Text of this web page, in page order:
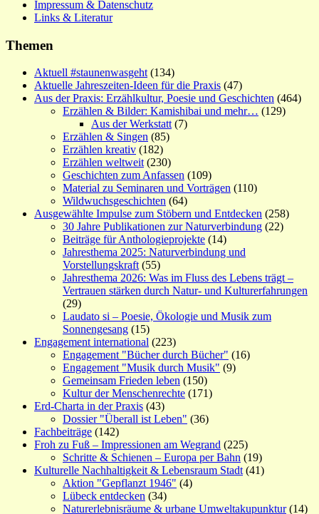
Impressum & Datenschutz
Links & Literatur
Themen
Aktuell #staunenwasgeht (134)
Aktuelle Jahreszeiten-Ideen für die Praxis (47)
Aus der Praxis: Erzählkultur, Poesie und Geschichten (464)
Erzählen & Bilder: Kamishibai und mehr… (129)
Aus der Werkstatt (7)
Erzählen & Singen (85)
Erzählen kreativ (182)
Erzählen weltweit (230)
Geschichten zum Anfassen (109)
Material zu Seminaren und Vorträgen (110)
Wildwuchsgeschichten (64)
Ausgewählte Impulse zum Stöbern und Entdecken (258)
30 Jahre Publikationen zur Naturverbindung (22)
Beiträge für Anthologieprojekte (14)
Jahresthema 2025: Naturverbindung und
Vorstellungskraft (55)
Jahresthema 2026: Was im Fluss des Lebens trägt –
Vertrauen stärken durch Natur- und Kulturerfahrungen
(29)
Laudato si – Poesie, Ökologie und Musik zum
Sonnengesang (15)
Engagement international (223)
Engagement "Bücher durch Bücher" (16)
Engagement "Musik durch Musik" (9)
Gemeinsam Frieden leben (150)
Kultur der Menschenrechte (171)
Erd-Charta in der Praxis (43)
Dossier "Überall ist Leben" (36)
Fachbeiträge (142)
Froh zu Fuß – Impressionen am Wegrand (225)
Schritte & Schienen – Europa per Bahn (19)
Kulturelle Nachhaltigkeit & Lebensraum Stadt (41)
Aktion "Gepflanzt 1946" (4)
Lübeck entdecken (34)
Naturerlebnisräume & urbane Umweltakupunktur(14)